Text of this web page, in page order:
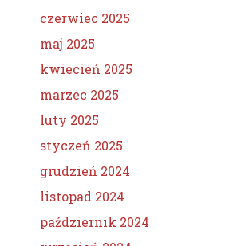
czerwiec 2025
maj 2025
kwiecień 2025
marzec 2025
luty 2025
styczeń 2025
grudzień 2024
listopad 2024
październik 2024